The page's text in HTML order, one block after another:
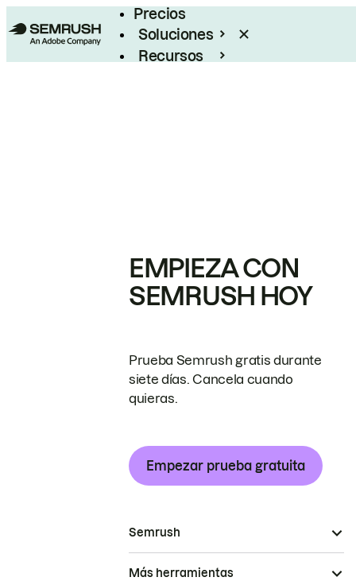
Precios
Soluciones
Recursos
EMPIEZA CON
SEMRUSH HOY
Prueba Semrush gratis durante
siete días. Cancela cuando
quieras.
Empezar prueba gratuita
Semrush
Más herramientas